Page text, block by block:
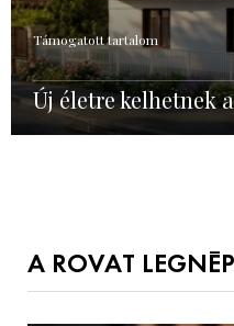
Támogatott tartalom
Új életre kelhetnek
A ROVAT